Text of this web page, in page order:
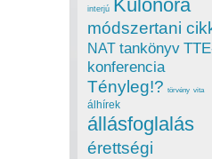
interjú Különóra
módszertani
NAT tankönyv
konferencia
Tényleg!? törvény vita
álhírek
állásfoglalás
érettségi